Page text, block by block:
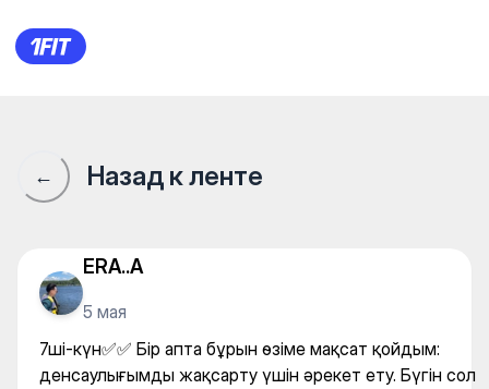
Академия Тахтай Василия
← Назад к ленте
ERA..A
5 мая
7ші-күн✅✅ Бір апта бұрын өзіме мақсат қойдым:
денсаулығымды жақсарту үшін әрекет ету. Бүгін сол